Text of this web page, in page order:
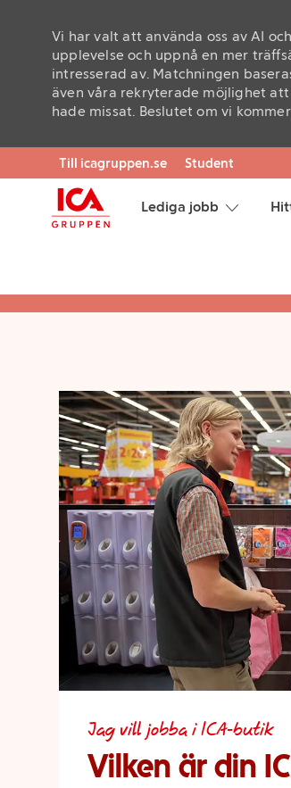
Skip to main content
Till icagruppen.se Student
Lediga jobb
Vi har valt att använda oss av AI
upplevelse och uppnå en mer
intresserad av. Matchningen
även våra rekryterade möjlighet
hade missat. Beslutet om vi
Jag vill jobba i ICA-butik
Vilken är din